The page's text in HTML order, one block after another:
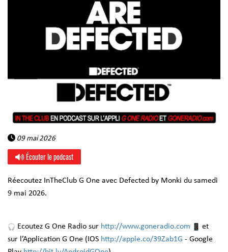
09 mai 2026
Écouter le podcast
Réecoutez InTheClub G One avec Defected by Monki du samedi
9 mai 2026.
Ecoutez G One Radio sur http://www.goneradio.com
et
sur l’Application G One (IOS http://apple.co/39Zab1G - Google